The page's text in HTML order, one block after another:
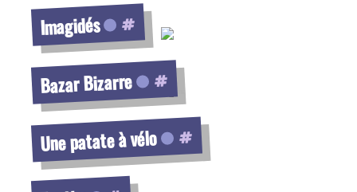
Imagidés
Bazar Bizarre
Une patate à vélo
Voir la fiche
Voir la fiche